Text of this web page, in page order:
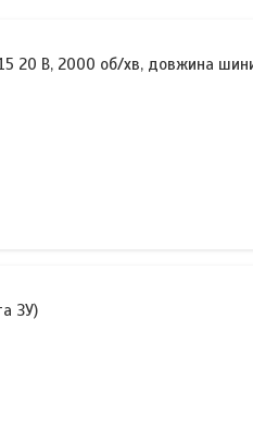
20 В, 2000 об/хв, довжина
ЗУ)